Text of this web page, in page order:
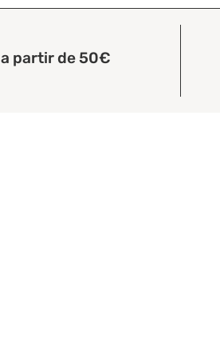
partir de 50€